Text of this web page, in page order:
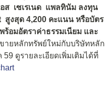
อส เซเรเนด แพลทินัม ลงทุน
สูงสุด 4,200 คะแนน หรือบัตร
อมอัตราค่าธรรมเนียม และ
ยหลักทรัพย์ใหม่กับบริษัทหลัก
ดูรายละเอียดเพิ่มเติมได้ที่